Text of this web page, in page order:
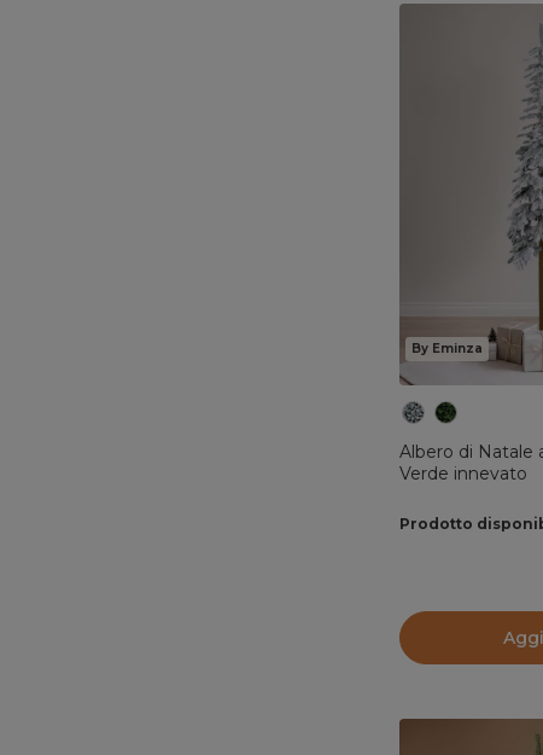
By Eminza
Albero di Natale
Verde innevato
Prodotto